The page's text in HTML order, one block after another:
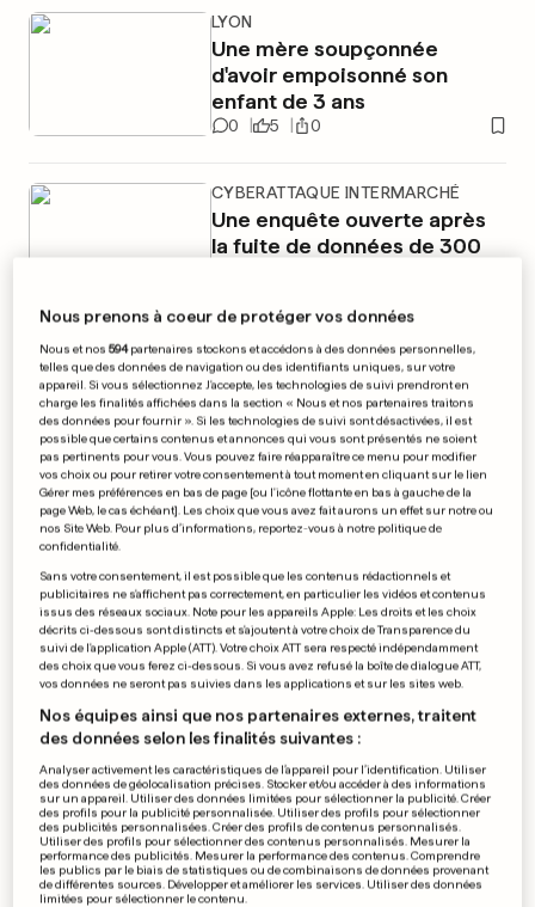
LYON
Une mère soupçonnée
d'avoir empoisonné son
enfant de 3 ans
0 5 0
CYBERATTAQUE INTERMARCHÉ
Une enquête ouverte après
la fuite de données de 300
PUBLICITÉ
INCENDIES EN GIRONDE
Lecornu va lancer la
reconstruction après 40 000
hectares brûlés
2 0 0
Nous prenons à coeur de protéger vos données
Nous et nos594partenaires stockons et accédons à des données personnelles,
telles que des données de navigation ou des identifiants uniques, sur votre
appareil. Si vous sélectionnez J'accepte, les technologies de suivi prendront en
charge les finalités affichées dans la section « Nous et nos partenaires traitons
des données pour fournir ». Si les technologies de suivi sont désactivées, il est
possible que certains contenus et annonces qui vous sont présentés ne soient
pas pertinents pour vous. Vous pouvez faire réapparaître ce menu pour modifier
vos choix ou pour retirer votre consentement à tout moment en cliquant sur le lien
Gérer mes préférences en bas de page [ou l'icône flottante en bas à gauche de la
page Web, le cas échéant]. Les choix que vous avez fait aurons un effet sur notre ou
nos Site Web. Pour plus d’informations, reportez-vous à notre politique de
confidentialité.
Sans votre consentement, il est possible que les contenus rédactionnels et
publicitaires ne s'affichent pas correctement, en particulier les vidéos et contenus
issus des réseaux sociaux. Note pour les appareils Apple: Les droits et les choix
décrits ci-dessous sont distincts et s'ajoutent à votre choix de Transparence du
suivi de l'application Apple (ATT). Votre choix ATT sera respecté indépendamment
des choix que vous ferez ci-dessous. Si vous avez refusé la boîte de dialogue ATT,
vos données ne seront pas suivies dans les applications et sur les sites web.
Nos équipes ainsi que nos partenaires externes, traitent
des données selon les finalités suivantes :
Analyser activement les caractéristiques de l’appareil pour l’identification. Utiliser
des données de géolocalisation précises. Stocker et/ou accéder à des informations
sur un appareil. Utiliser des données limitées pour sélectionner la publicité. Créer
des profils pour la publicité personnalisée. Utiliser des profils pour sélectionner
des publicités personnalisées. Créer des profils de contenus personnalisés.
Utiliser des profils pour sélectionner des contenus personnalisés. Mesurer la
performance des publicités. Mesurer la performance des contenus. Comprendre
les publics par le biais de statistiques ou de combinaisons de données provenant
de différentes sources. Développer et améliorer les services. Utiliser des données
limitées pour sélectionner le contenu.